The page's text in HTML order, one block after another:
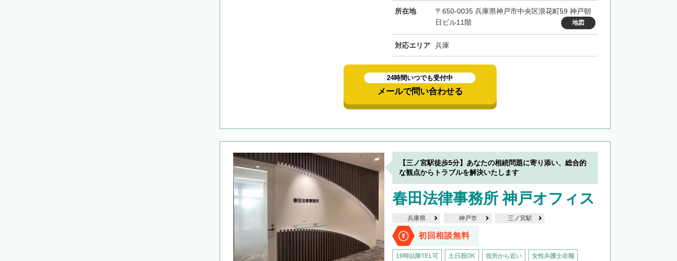
所在地
〒650-0035 兵庫県神戸市中央区浪花町59 神戸朝
日ビル11階
地図
対応エリア 兵庫
24時間いつでも受付中
メールで問い合わせる
【三ノ宮駅徒歩5分】あなたの相続問題に寄り添い、総合的
な観点からトラブルを解決いたします
春田法律事務所 神戸オフィス
兵庫県 神戸市 三ノ宮駅
初回相談無料
19時以降TEL可 土日祝OK 役所から近い 女性弁護士在籍